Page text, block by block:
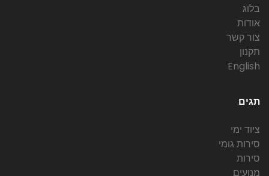
בלוג
אודות
צור קשר
תקנון
English
תגים
ציוד ימי
סירות גומי
סירות
מנועים